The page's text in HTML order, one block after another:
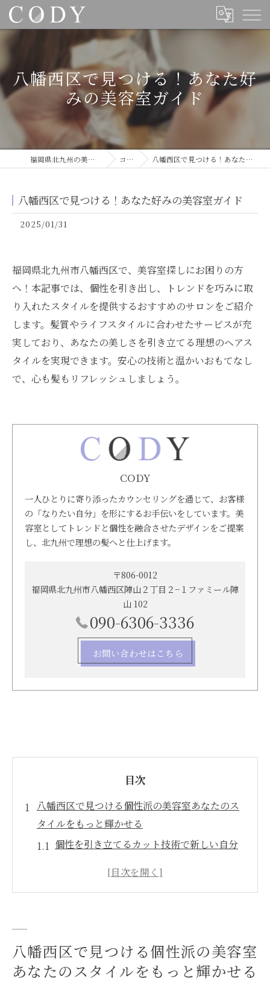
八幡西区で見つける！あなた好
みの美容室ガイド
福岡県北九州の美容室ならCODY コラム 八幡西区で見つける！あなた好みの美容室ガイド
八幡西区で見つける！あなた好みの美容室ガイド
2025/01/31
福岡県北九州市八幡西区で、美容室探しにお困りの方
へ！本記事では、個性を引き出し、トレンドを巧みに取
り入れたスタイルを提供するおすすめのサロンをご紹介
します。髪質やライフスタイルに合わせたサービスが充
実しており、あなたの美しさを引き立てる理想のヘアス
タイルを実現できます。安心の技術と温かいおもてなし
で、心も髪もリフレッシュしましょう。
CODY
一人ひとりに寄り添ったカウンセリングを通じて、お客様
の「なりたい自分」を形にするお手伝いをしています。美
容室としてトレンドと個性を融合させたデザインをご提案
し、北九州で理想の髪へと仕上げます。
〒806-0012
福岡県北九州市八幡西区陣山２丁目２−１ファミール陣
山 102
090-6306-3336
お問い合わせはこちら
目次
八幡西区で見つける個性派の美容室あなたのス
タイルをもっと輝かせる
個性を引き立てるカット技術で新しい自分
トレンドスタイルを取り入れた個性的なサ
ロン選び
スタイリストとのカウンセリングで理想の
八幡西区で見つける個性派の美容室
あなたのスタイルをもっと輝かせる